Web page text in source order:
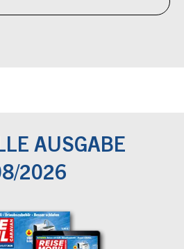
AUSGABE
2026